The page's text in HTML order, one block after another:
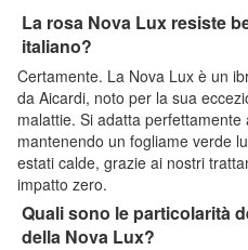
La rosa Nova Lux resiste
italiano?
Certamente. La Nova Lux è un
da Aicardi, noto per la sua
malattie. Si adatta
mantenendo un fogliame verde
estati calde, grazie ai nostri
impatto zero.
Quali sono le particolarità
della Nova Lux?